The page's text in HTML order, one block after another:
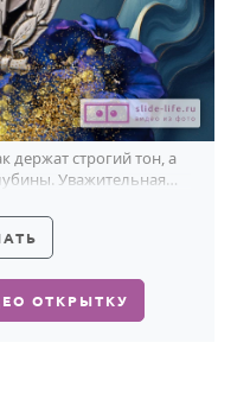
держат строгий тон, а
Уважительная
ОТКРЫТКУ